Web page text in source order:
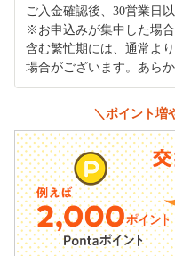
ご入金確認後、30営業日
※お申込みが集中した場
含む繁忙期には、通常よ
場合がございます。あら
＼ポイント増